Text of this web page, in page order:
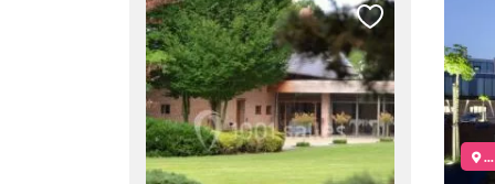
...